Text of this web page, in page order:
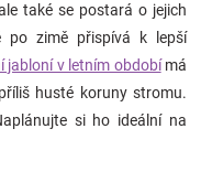
také se postará o jejich
po zimě přispívá k lepší
jabloní v letním obdobímá
husté koruny stromu.
si ho ideální na